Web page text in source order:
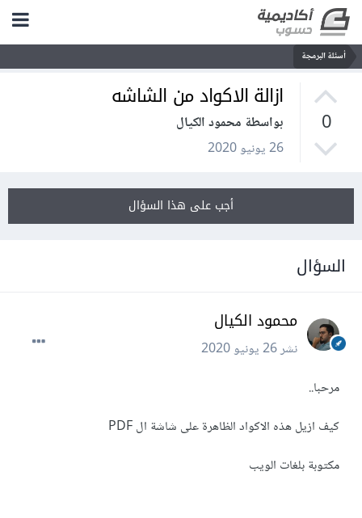
أسئلة البرمجة
0
ازالة الاكواد من الشاشه
بواسطة محمود الكيال
26 يونيو 2020
أجب على هذا السؤال
السؤال
محمود الكيال
نشر26 يونيو 2020
مرحبا..
كيف ازيل هذه الاكواد الظاهرة على شاشة ال PDF
مكتوبة بلغات الويب